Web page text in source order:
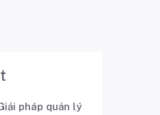
pháp quản lý